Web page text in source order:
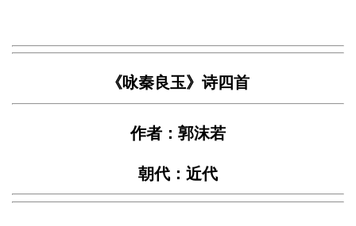
《咏秦良玉》诗四首
作者：郭沫若
朝代：近代